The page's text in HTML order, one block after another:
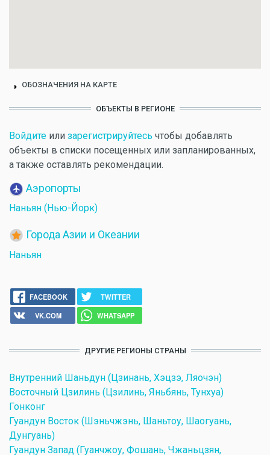
ОБОЗНАЧЕНИЯ НА КАРТЕ
ОБЪЕКТЫ В РЕГИОНЕ
Войдите или зарегистрируйтесь чтобы добавлять
объекты в списки посещенных или запланированных,
а также оставлять рекомендации.
Аэропорты
Наньян (Нью-Йорк)
Города Азии и Океании
Наньян
FACEBOOK
TWITTER
VK.COM
WHATSAPP
ДРУГИЕ РЕГИОНЫ СТРАНЫ
Внутренний Шаньдун (Цзинань, Хэцзэ, Ляочэн)
Восточный Цзилинь (Цзилинь, Яньбянь, Тунхуа)
Гонконг
Гуандун Восток (Шэньчжэнь, Шаньтоу, Шаогуань,
Дунгуань)
Гуандун Запад (Гуанчжоу, Фошань, Чжаньцзян,